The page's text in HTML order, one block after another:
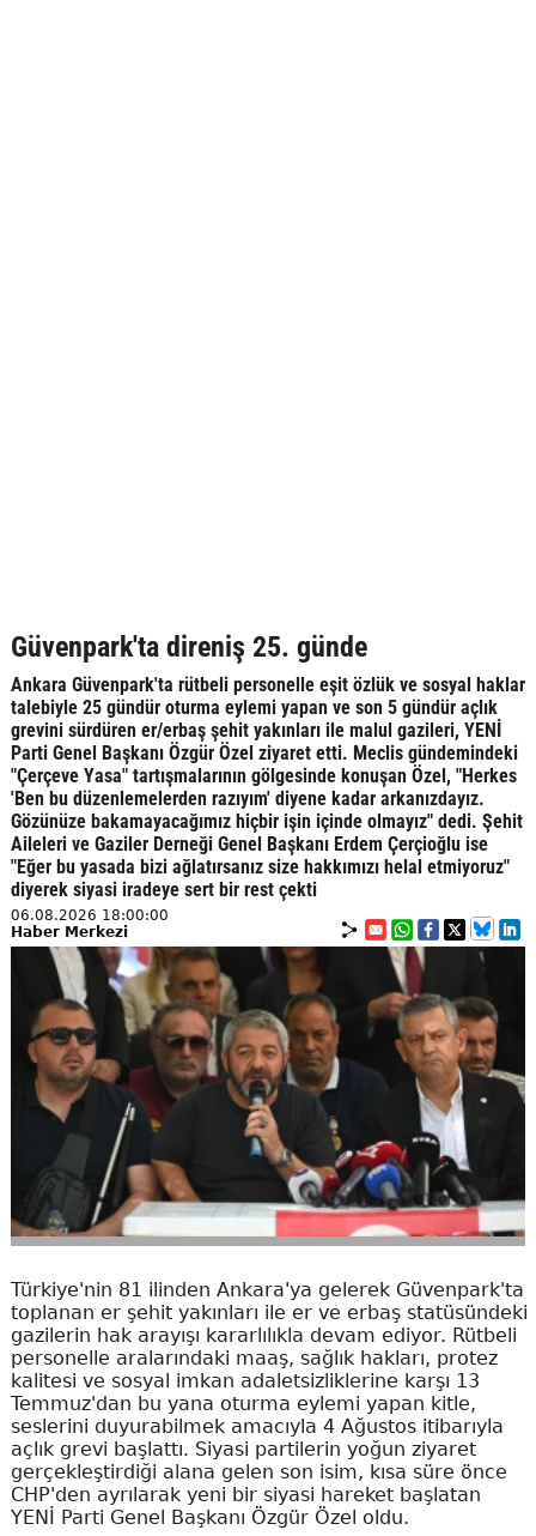
Güvenpark'ta direniş 25. günde
Ankara Güvenpark'ta rütbeli personelle eşit özlük ve sosyal haklar
talebiyle 25 gündür oturma eylemi yapan ve son 5 gündür açlık
grevini sürdüren er/erbaş şehit yakınları ile malul gazileri, YENİ
Parti Genel Başkanı Özgür Özel ziyaret etti. Meclis gündemindeki
"Çerçeve Yasa" tartışmalarının gölgesinde konuşan Özel, "Herkes
'Ben bu düzenlemelerden razıyım' diyene kadar arkanızdayız.
Gözünüze bakamayacağımız hiçbir işin içinde olmayız" dedi. Şehit
Aileleri ve Gaziler Derneği Genel Başkanı Erdem Çerçioğlu ise
"Eğer bu yasada bizi ağlatırsanız size hakkımızı helal etmiyoruz"
diyerek siyasi iradeye sert bir rest çekti
06.08.2026 18:00:00
Haber Merkezi
Türkiye'nin 81 ilinden Ankara'ya gelerek Güvenpark'ta
toplanan er şehit yakınları ile er ve erbaş statüsündeki
gazilerin hak arayışı kararlılıkla devam ediyor. Rütbeli
personelle aralarındaki maaş, sağlık hakları, protez
kalitesi ve sosyal imkan adaletsizliklerine karşı 13
Temmuz'dan bu yana oturma eylemi yapan kitle,
seslerini duyurabilmek amacıyla 4 Ağustos itibarıyla
açlık grevi başlattı. Siyasi partilerin yoğun ziyaret
gerçekleştirdiği alana gelen son isim, kısa süre önce
CHP'den ayrılarak yeni bir siyasi hareket başlatan
YENİ Parti Genel Başkanı Özgür Özel oldu.